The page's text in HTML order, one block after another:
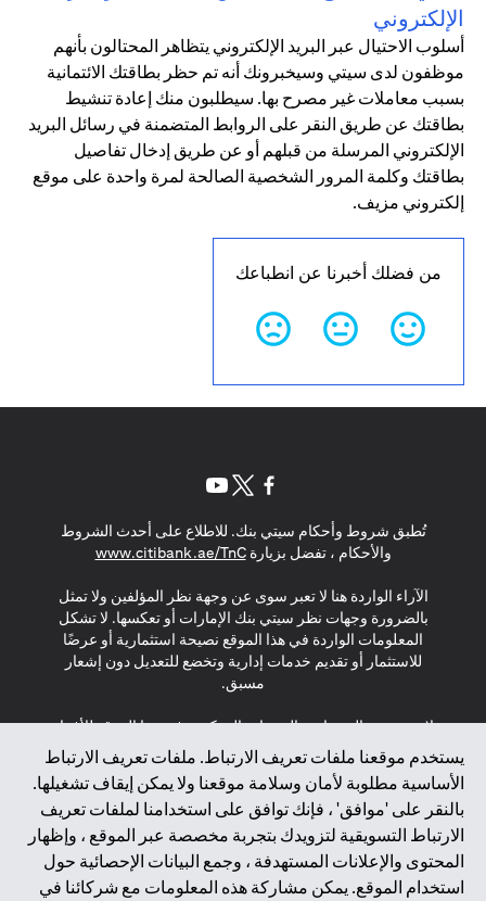
الإلكتروني
أسلوب الاحتيال عبر البريد الإلكتروني يتظاهر المحتالون بأنهم
موظفون لدى سيتي وسيخبرونك أنه تم حظر بطاقتك الائتمانية
بسبب معاملات غير مصرح بها. سيطلبون منك إعادة تنشيط
بطاقتك عن طريق النقر على الروابط المتضمنة في رسائل البريد
الإلكتروني المرسلة من قبلهم أو عن طريق إدخال تفاصيل
بطاقتك وكلمة المرور الشخصية الصالحة لمرة واحدة على موقع
إلكتروني مزيف.
من فضلك أخبرنا عن انطباعك
يستخدم موقعنا ملفات تعريف الارتباط. ملفات تعريف الارتباط
الأساسية مطلوبة لأمان وسلامة موقعنا ولا يمكن إيقاف تشغيلها.
بالنقر على 'موافق' ، فإنك توافق على استخدامنا لملفات تعريف
الارتباط التسويقية لتزويدك بتجربة مخصصة عبر الموقع ، وإظهار
المحتوى والإعلانات المستهدفة ، وجمع البيانات الإحصائية حول
استخدام الموقع. يمكن مشاركة هذه المعلومات مع شركائنا في
تُطبق شروط وأحكام سيتي بنك. للاطلاع على أحدث الشروط
والأحكام ، تفضل بزيارةwww.citibank.ae/TnC
(opens in a new tab)
الآراء الواردة هنا لا تعبر سوى عن وجهة نظر المؤلفين ولا تمثل
بالضرورة وجهات نظر سيتي بنك الإمارات أو تعكسها. لا تشكل
المعلومات الواردة في هذا الموقع نصيحة استثمارية أو عرضًا
للاستثمار أو تقديم خدمات إدارية وتخضع للتعديل دون إشعار
مسبق.
لا يتم تقديم المنتجات والخدمات المذكورة في هذا الموقع للأفراد
المقيمين في الاتحاد الأوروبي أو المنطقة الاقتصادية الأوروبية أو
سويسرا أو غيرنسي أو جيرسي أو موناكو أو سان مارينو أو
الفاتيكان أو جزيرة مان أو المملكة المتحدة أو خصوصية البيانات
(لائحة حماية البيانات العامة \ قانون حماية البيانات الشخصية
العامة \ قانون خصوصية نيوزيلندا). المحتوى الموجود في هذه
الصفحة ليس ولا ينبغي تفسيره على أنه عرض أو دعوة أو دعوة
لشراء أو بيع أي من المنتجات والخدمات المذكورة هنا لمثل هؤلاء